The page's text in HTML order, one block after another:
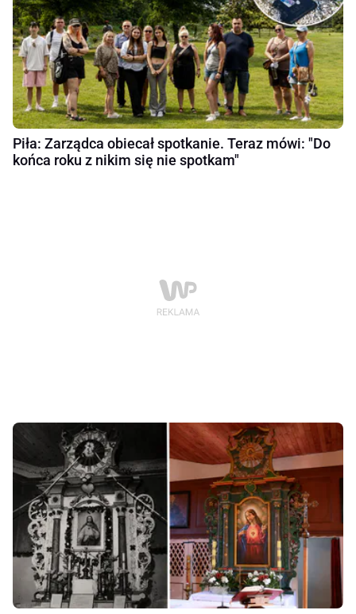
Piła: Zarządca obiecał spotkanie. Teraz mówi: "Do
końca roku z nikim się nie spotkam"